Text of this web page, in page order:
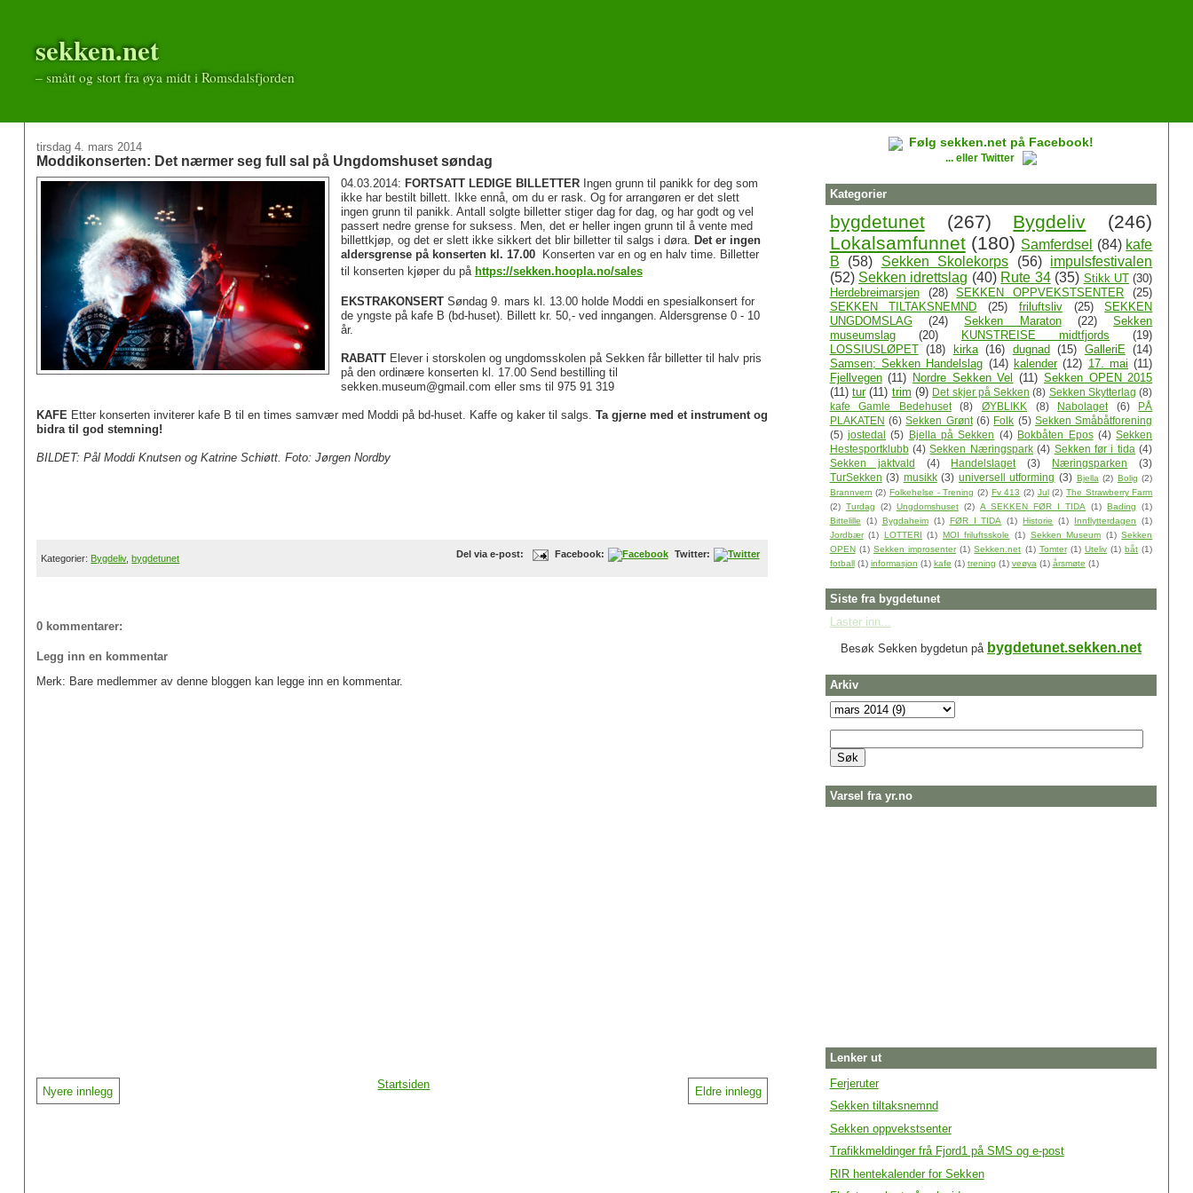
sekken.net
– smått og stort fra øya midt i Romsdalsfjorden
tirsdag 4. mars 2014
Moddikonserten: Det nærmer seg full sal på Ungdomshuset søndag
04.03.2014: FORTSATT LEDIGE BILLETTERIngen grunn til panikk for deg som
ikke har bestilt billett. Ikke ennå, om du er rask. Og for arrangøren er det slett
ingen grunn til panikk. Antall solgte billetter stiger dag for dag, og har godt og vel
passert nedre grense for suksess. Men, det er heller ingen grunn til å vente med
billettkjøp, og det er slett ikke sikkert det blir billetter til salgs i døra. Det er ingen
aldersgrense på konserten kl. 17.00Konserten var en og en halv time. Billetter
til konserten kjøper du på https://sekken.hoopla.no/sales
EKSTRAKONSERTSøndag 9. mars kl. 13.00 holde Moddi en spesialkonsert for
de yngste på kafe B (bd-huset). Billett kr. 50,- ved inngangen. Aldersgrense 0 - 10
år.
RABATTElever i storskolen og ungdomsskolen på Sekken får billetter til halv pris
på den ordinære konserten kl. 17.00 Send bestilling til
sekken.museum@gmail.com eller sms til 975 91 319
KAFEEtter konserten inviterer kafe B til en times samvær med Moddi på bd-huset. Kaffe og kaker til salgs. Ta gjerne med et instrument og
bidra til god stemning!
BILDET: Pål Moddi Knutsen og Katrine Schiøtt. Foto: Jørgen Nordby
Del via e-post: Facebook: Twitter:
Kategorier: Bygdeliv,bygdetunet
0 kommentarer:
Legg inn en kommentar
Merk: Bare medlemmer av denne bloggen kan legge inn en kommentar.
Nyere innlegg Eldre innlegg
Startsiden
Følg sekken.net på Facebook!
... eller Twitter
Kategorier
bygdetunet (267) Bygdeliv
(246)
Lokalsamfunnet (180) Samferdsel (84) kafe
B
(58) Sekken Skolekorps (56)
impulsfestivalen
(52) Sekken idrettslag (40) Rute 34 (35) Stikk UT (30)
Herdebreimarsjen
(28) SEKKEN OPPVEKSTSENTER
(25)
SEKKEN TILTAKSNEMND
(25) friluftsliv (25)
SEKKEN
UNGDOMSLAG
(24) Sekken Maraton (22)
Sekken
museumslag
(20) KUNSTREISE midtfjords
(19)
LOSSIUSLØPET (18) kirka (16) dugnad (15) GalleriE
(14)
Samsen; Sekken Handelslag (14) kalender (12) 17. mai (11)
Fjellvegen (11) Nordre Sekken Vel (11) Sekken OPEN 2015
(11) tur (11) trim (9) Det skjer på Sekken (8) Sekken Skytterlag (8)
kafe Gamle Bedehuset
(8) ØYBLIKK (8) Nabolaget (6)
PÅ
PLAKATEN (6) Sekken Grønt (6) Folk (5) Sekken Småbåtforening
(5) jostedal (5) Bjella på Sekken (4) Bokbåten Epos (4) Sekken
Hestesportklubb (4) Sekken Næringspark (4) Sekken før i tida (4)
Sekken jaktvald
(4) Handelslaget (3) Næringsparken
(3)
TurSekken (3) musikk (3) universell utforming (3) Bjella (2) Bolig (2)
Brannvern (2) Folkehelse - Trening (2) Fv 413 (2) Jul (2) The Strawberry Farm
(2) Turdag (2) Ungdomshuset (2) A SEKKEN FØR I TIDA (1) Bading
(1)
Bittelille
(1) Bygdaheim (1) FØR I TIDA (1) Historie (1) Innflytterdagen
(1)
Jordbær (1) LOTTERI (1) MOI friluftsskole (1) Sekken Museum (1) Sekken
OPEN (1) Sekken improsenter (1) Sekken.net (1) Tomter (1) Uteliv (1) båt (1)
fotball (1) informasjon (1) kafe (1) trening (1) veøya (1) årsmøte (1)
Siste fra bygdetunet
Laster inn...
Besøk Sekken bygdetun på bygdetunet.sekken.net
Arkiv
Varsel fra yr.no
Lenker ut
Ferjeruter
Sekken tiltaksnemnd
Sekken oppvekstsenter
Trafikkmeldinger frå Fjord1 på SMS og e-post
RIR hentekalender for Sekken